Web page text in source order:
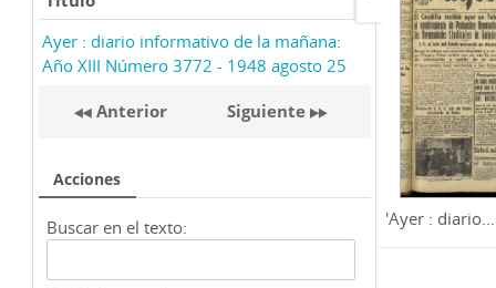
Ayer : diario informativo de la mañana:
Año XIII Número 3772 - 1948 agosto 25
Anterior Siguiente
Acciones
Buscar en el texto: 'Ayer : diario...